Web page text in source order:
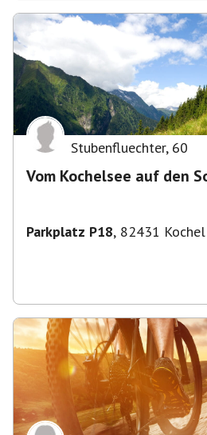
Stubenfluechter, 60
Vom Kochelsee auf den
Parkplatz P18, 82431